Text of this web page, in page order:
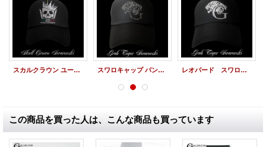
スカルクラウン ユーロ レインボーカラー スワロフスキー キャップ スワロキャップ パンサー BLACK 黒 メッシュCAP レオパード スワロキャップ スワロフスキー 豹柄
この商品を買った人は、こんな商品も買っています